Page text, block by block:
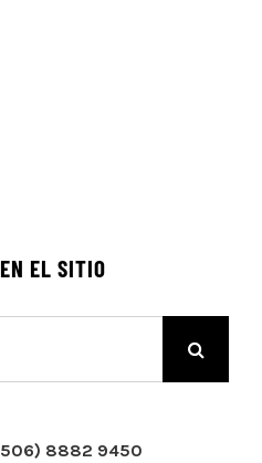
EL SITIO
8882 9450